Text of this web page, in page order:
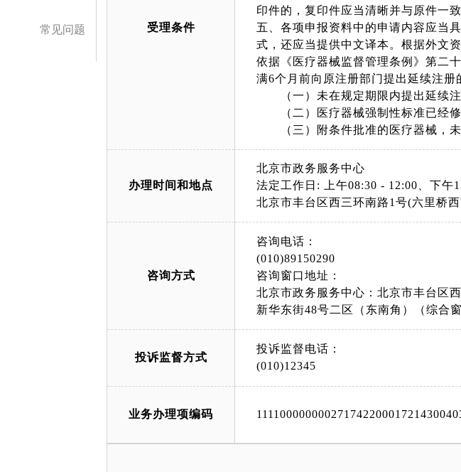
常见问题 受理条件
印件的，复印件应当清晰并与原件一致
五、各项申报资料中的申请内容应当
式，还应当提供中文译本。根据外文
依据《医疗器械监督管理条例》第二
满6个月前向原注册部门提出延续注册
（一）未在规定期限内提出延续注
（二）医疗器械强制性标准已经修
（三）附条件批准的医疗器械，未
办理时间和地点
北京市政务服务中心
法定工作日: 上午08:30 - 12:00、下午
北京市丰台区西三环南路1号(六里桥
咨询方式
咨询电话：
(010)89150290
咨询窗口地址：
北京市政务服务中心：北京市丰台区
新华东街48号二区（东南角）（综合窗
投诉监督方式
投诉监督电话：
(010)12345
业务办理项编码